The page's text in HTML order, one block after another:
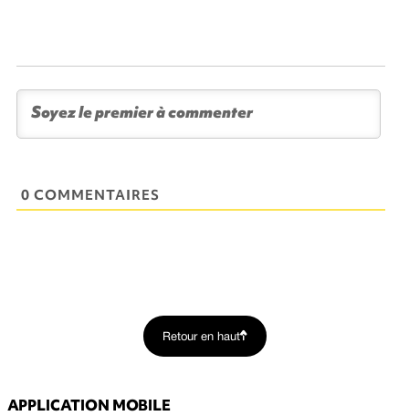
0 COMMENTAIRES
Retour en haut
APPLICATION MOBILE